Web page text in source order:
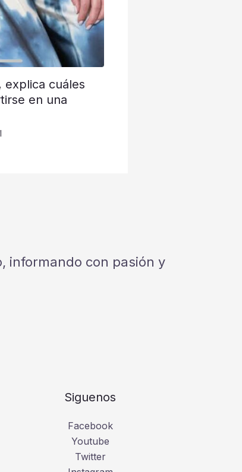
explica cuáles
en una
informando con pasión y
Siguenos
Facebook
Youtube
Twitter